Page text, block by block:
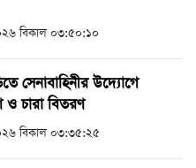
বিকাল ০৩:৫০:১০
সেনাবাহিনীর উদ্যোগে
চারা বিতরণ
বিকাল ০৩:৩৫:২৫